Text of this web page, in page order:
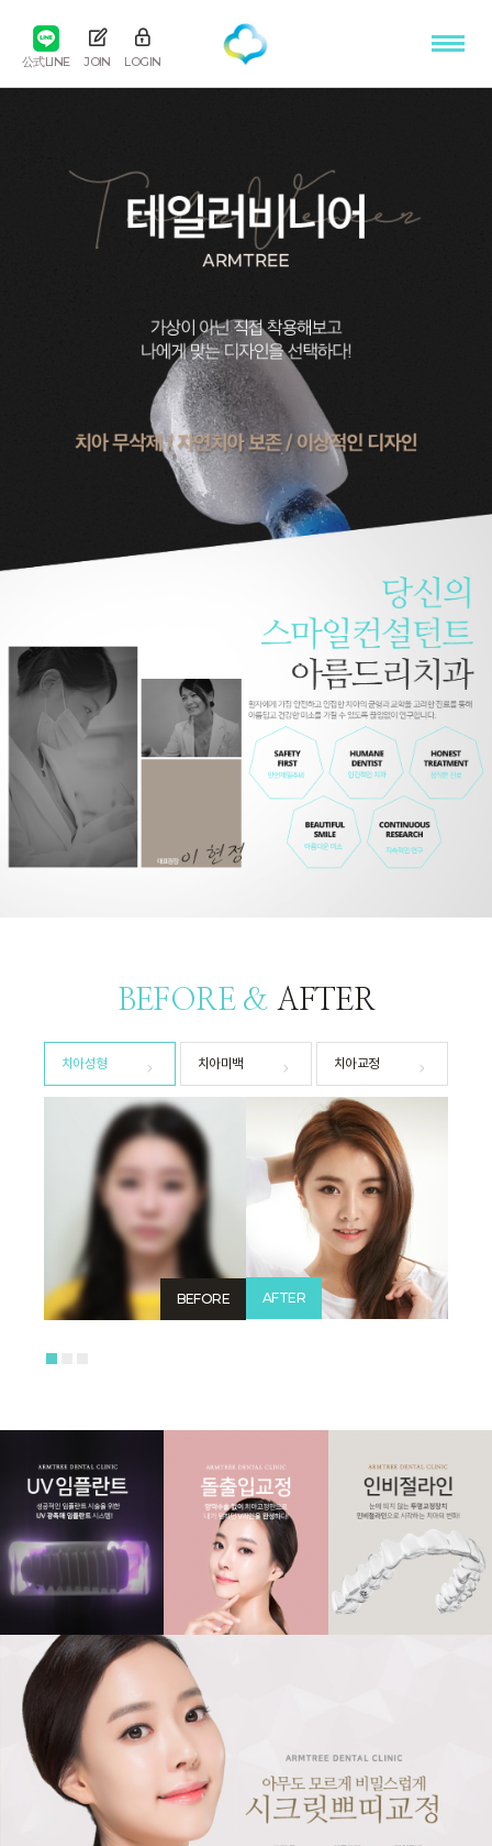
公式LINE JOIN LOGIN
BEFORE &AFTER
치아성형 치아미백 치아교정